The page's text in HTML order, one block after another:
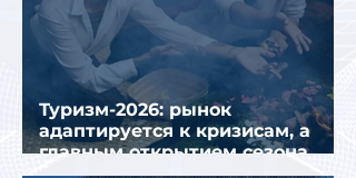
Туризм-2026: рынок
адаптируется к кризисам, а
главным открытием сезона
стал Вьетнам